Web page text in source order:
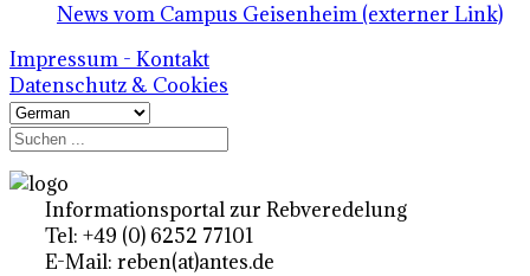
News vom Campus Geisenheim (externer Link)
Impressum - Kontakt
Datenschutz & Cookies
Informationsportal zur Rebveredelung
Tel: +49 (0) 6252 77101
E-Mail: reben(at)antes.de